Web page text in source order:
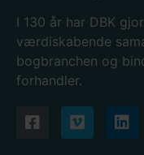
I 130 år har DBK
værdiskabende
bogbranchen og
forhandler.